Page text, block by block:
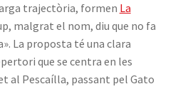
trajectòria, formen La
malgrat el nom, diu que no fa
La proposta té una clara
que se centra en les
al Pescaílla, passant pel Gato